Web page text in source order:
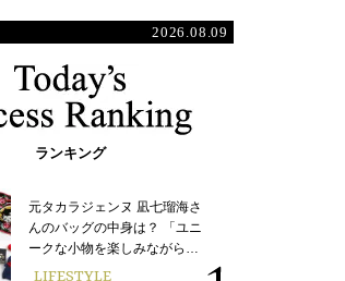
2026.08.09
ランキング
元タカラジェンヌ 凪七瑠海さ
んのバッグの中身は？ 「ユニ
ークな小物を楽しみながら…
LIFESTYLE